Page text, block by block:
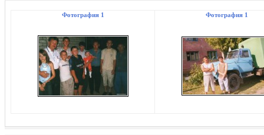
Фотография 1 Фотография 1